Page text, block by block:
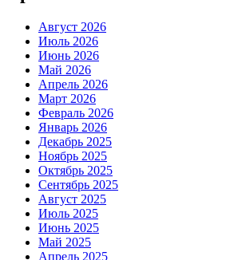
Август 2026
Июль 2026
Июнь 2026
Май 2026
Апрель 2026
Март 2026
Февраль 2026
Январь 2026
Декабрь 2025
Ноябрь 2025
Октябрь 2025
Сентябрь 2025
Август 2025
Июль 2025
Июнь 2025
Май 2025
Апрель 2025